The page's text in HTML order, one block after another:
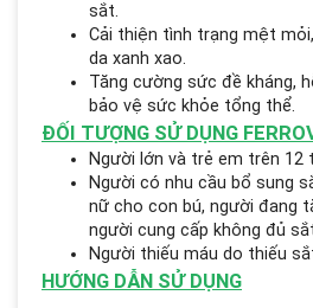
sắt.
Cải thiện tình trạng mệt
da xanh xao.
Tăng cường sức đề kháng,
bảo vệ sức khỏe tổng thể.
ĐỐI TƯỢNG SỬ DỤNG
Người lớn và trẻ em trên 12
Người có nhu cầu bổ sung
nữ cho con bú, người đang
người cung cấp không đủ
Người thiếu máu do thiếu
HƯỚNG DẪN SỬ DỤNG